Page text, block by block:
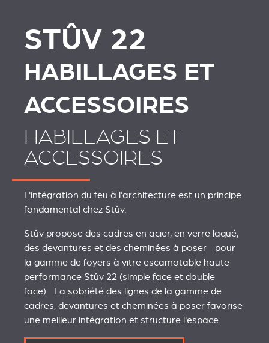
STÛV 22
HABILLAGES ET
ACCESSOIRES
HABILLAGES ET
ACCESSOIRES
L'intégration du feu à l'architecture est un principe
fondamental chez Stûv.
Stûv propose des cadres en acier, en verre laqué,
des devantures et des cheminées à poser pour
la gamme de foyers à vitre escamotable haute
performance Stûv 22 (simple face et double
face). La sobriété des lignes de la gamme de
cadres, devantures et cheminées à poser favorise
une meilleur intégration et structure l'espace.